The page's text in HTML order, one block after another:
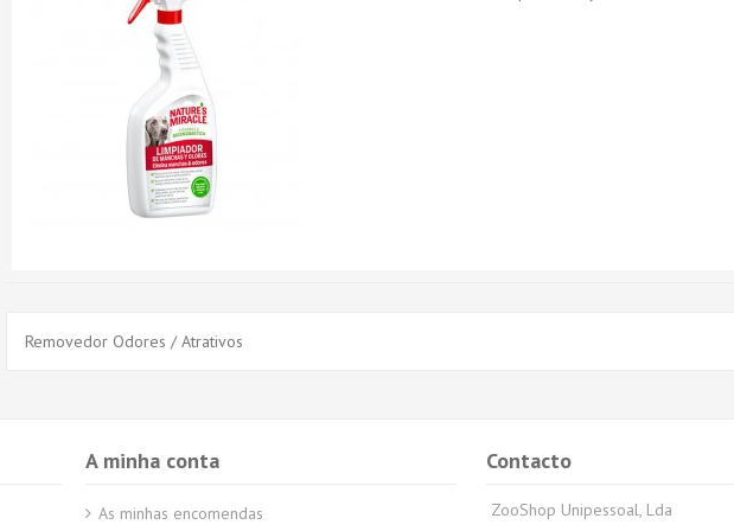
Removedor Odores / Atrativos
A minha conta
As minhas encomendas
Contacto
ZooShop Unipessoal, Lda